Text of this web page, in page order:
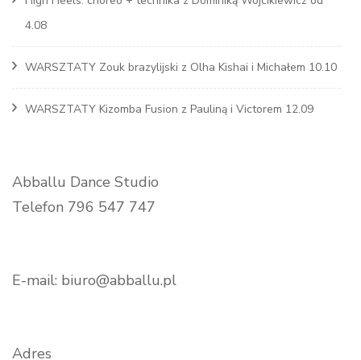
4.08
WARSZTATY Zouk brazylijski z Olha Kishai i Michałem 10.10
WARSZTATY Kizomba Fusion z Pauliną i Victorem 12.09
Abballu Dance Studio
Telefon 796 547 747
E-mail: biuro@abballu.pl
Adres